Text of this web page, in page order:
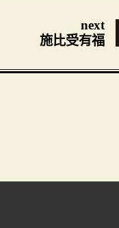
next
施比受有福